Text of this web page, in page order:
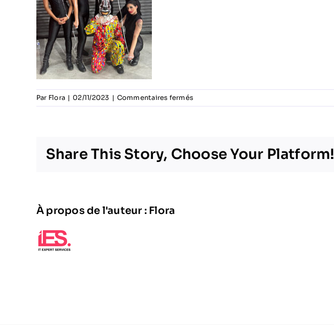
Par Flora | 02/11/2023 | Commentaires ferméssur
IMG_5479
Share This Story, Choose Your Platform!
À propos de l'auteur : Flora